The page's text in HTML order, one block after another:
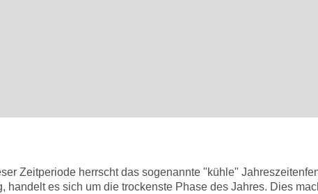
Zeitperiode herrscht das sogenannte "kühle"
es sich um die trockenste Phase des Jahres. Dies